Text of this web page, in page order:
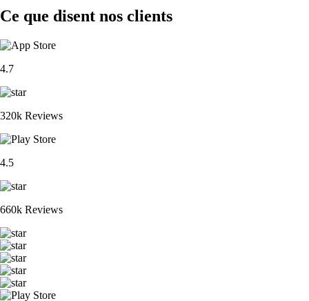
Ce que disent nos clients
4.7
320k Reviews
4.5
660k Reviews